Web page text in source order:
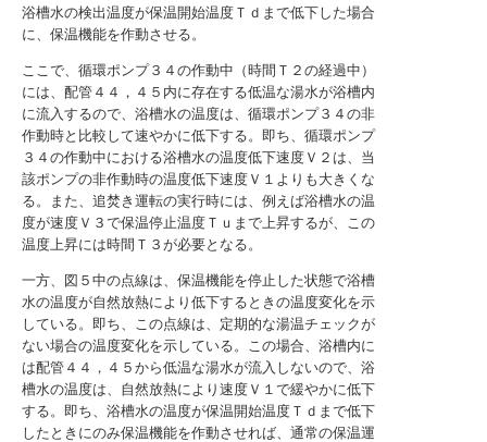
浴槽水の検出温度が保温開始温度Ｔｄまで低下した場合
に、保温機能を作動させる。
ここで、循環ポンプ３４の作動中（時間Ｔ２の経過中）
には、配管４４，４５内に存在する低温な湯水が浴槽内
に流入するので、浴槽水の温度は、循環ポンプ３４の非
作動時と比較して速やかに低下する。即ち、循環ポンプ
３４の作動中における浴槽水の温度低下速度Ｖ２は、当
該ポンプの非作動時の温度低下速度Ｖ１よりも大きくな
る。また、追焚き運転の実行時には、例えば浴槽水の温
度が速度Ｖ３で保温停止温度Ｔｕまで上昇するが、この
温度上昇には時間Ｔ３が必要となる。
一方、図５中の点線は、保温機能を停止した状態で浴槽
水の温度が自然放熱により低下するときの温度変化を示
している。即ち、この点線は、定期的な湯温チェックが
ない場合の温度変化を示している。この場合、浴槽内に
は配管４４，４５から低温な湯水が流入しないので、浴
槽水の温度は、自然放熱により速度Ｖ１で緩やかに低下
する。即ち、浴槽水の温度が保温開始温度Ｔｄまで低下
したときにのみ保温機能を作動させれば、通常の保温運